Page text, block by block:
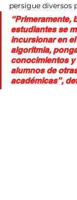
persigue diversos
“Primeramente,
estudiantes se
incursionar en
algoritmia,
conocimientos
alumnos de
académicas”,